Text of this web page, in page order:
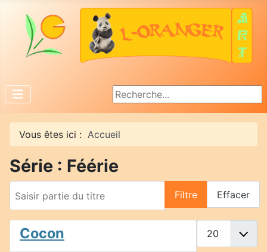
Rechercher
Vous êtes ici : Accueil
Série : Féérie
Filtre Effacer
Cocon